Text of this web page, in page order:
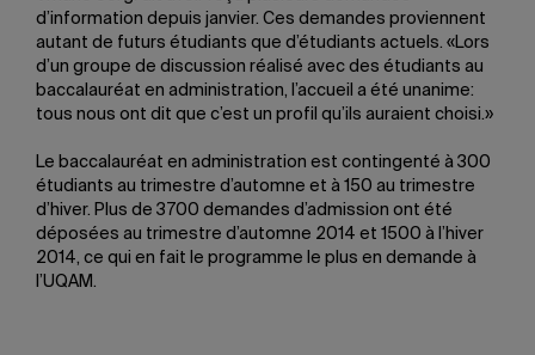
d’information depuis janvier. Ces demandes proviennent
autant de futurs étudiants que d’étudiants actuels. «Lors
d’un groupe de discussion réalisé avec des étudiants au
baccalauréat en administration, l’accueil a été unanime:
tous nous ont dit que c’est un profil qu’ils auraient choisi.»
Le baccalauréat en administration est contingenté à 300
étudiants au trimestre d’automne et à 150 au trimestre
d’hiver. Plus de 3700 demandes d’admission ont été
déposées au trimestre d’automne 2014 et 1500 à l’hiver
2014, ce qui en fait le programme le plus en demande à
l’UQAM.